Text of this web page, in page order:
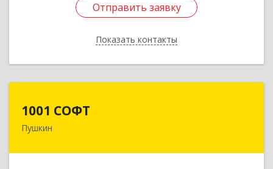
Отправить заявку
Показать контакты
Отправить заявку
Назад
1001 СОФТ
Пушкин